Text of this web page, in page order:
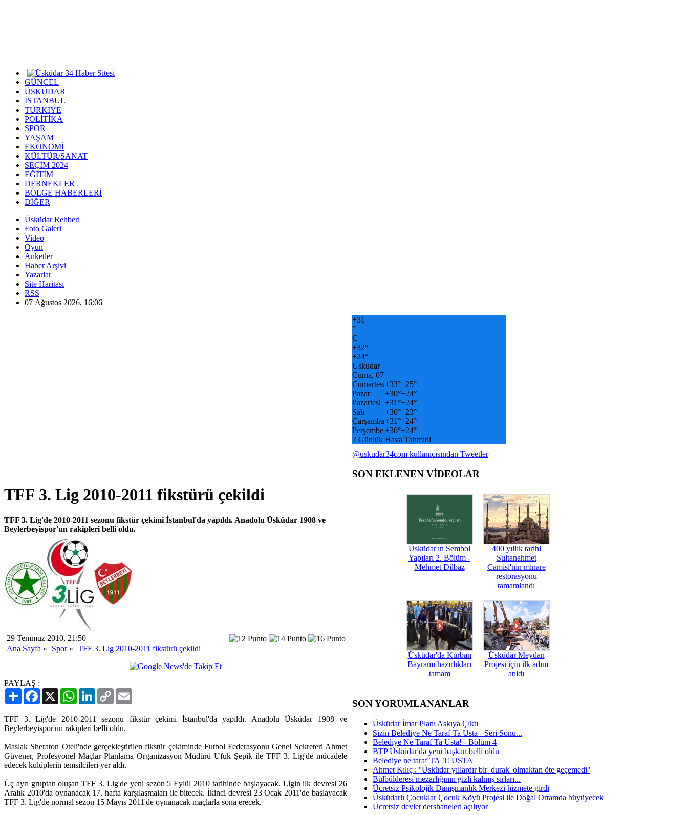
GÜNCEL
ÜSKÜDAR
İSTANBUL
TÜRKİYE
POLİTİKA
SPOR
YAŞAM
EKONOMİ
KÜLTÜR/SANAT
SEÇİM 2024
EĞİTİM
DERNEKLER
BÖLGE HABERLERİ
DİĞER
Üsküdar Rehberi
Foto Galeri
Video
Oyun
Anketler
Haber Arşivi
Yazarlar
Site Haritası
RSS
07 Ağustos 2026, 16:06
TFF 3. Lig 2010-2011 fikstürü çekildi
TFF 3. Lig'de 2010-2011 sezonu fikstür çekimi İstanbul'da yapıldı. Anadolu Üsküdar 1908 ve
Beylerbeyispor'un rakipleri belli oldu.
29 Temmuz 2010, 21:50
Ana Sayfa » Spor» TFF 3. Lig 2010-2011 fikstürü çekildi
PAYLAŞ :
PaylaşFacebook
X WhatsAppLinkedIn
Copy
Link
TFF 3. Lig'de 2010-2011 sezonu fikstür çekimi İstanbul'da yapıldı. Anadolu Üsküdar 1908 ve
Beylerbeyispor'un rakipleri belli oldu.
Maslak Sheraton Oteli'nde gerçekleştirilen fikstür çekiminde Futbol Federasyonu Genel Sekreteri Ahmet
Güvener, Profesyonel Maçlar Planlama Organizasyon Müdürü Ufuk Şepik ile TFF 3. Lig'de mücadele
edecek kulüplerin temsilcileri yer aldı.
Üç ayrı gruptan oluşan TFF 3. Lig'de yeni sezon 5 Eylül 2010 tarihinde başlayacak. Ligin ilk devresi 26
Aralık 2010'da oynanacak 17. hafta karşılaşmaları ile bitecek. İkinci devresi 23 Ocak 2011'de başlayacak
TFF 3. Lig'de normal sezon 15 Mayıs 2011'de oynanacak maçlarla sona erecek.
+31
°
C
+32°
+24°
Uskudar
Cuma, 07
Cumartesi+33°+25°
Pazar
+30°+24°
Pazartesi +31°+24°
Salı
+30°+23°
Çarşamba+31°+24°
Perşembe+30°+24°
7 Günlük Hava Tahmini
@uskudar34com kullanıcısından Tweetler
SON EKLENEN VİDEOLAR
Üsküdar'ın Sembol
Yapıları 2. Bölüm -
Mehmet Dilbaz
400 yıllık tarihi
Sultanahmet
Camisi'nin minare
restorasyonu
tamamlandı
Üsküdar'da Kurban
Bayramı hazırlıkları
tamam
Üsküdar Meydan
Projesi için ilk adım
atıldı
SON YORUMLANANLAR
Üsküdar İmar Planı Askıya Çıktı
Sizin Belediye Ne Taraf Ta Usta - Seri Sonu...
Belediye Ne Taraf Ta Usta! - Bölüm 4
BTP Üsküdar'da yeni başkan belli oldu
Belediye ne taraf TA !!! USTA
Ahmet Kılıç : ''Üsküdar yıllardır bir 'durak' olmaktan öte geçemedi''
Bülbülderesi mezarlığının gizli kalmış sırları...
Ücretsiz Psikolojik Danışmanlık Merkezi hizmete girdi
Üsküdarlı Çocuklar Çocuk Köyü Projesi ile Doğal Ortamda büyüyecek
Ücretsiz devlet dershaneleri açılıyor